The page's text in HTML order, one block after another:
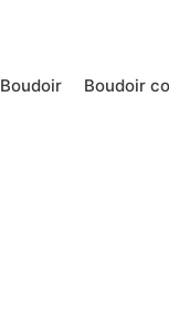
Boudoir Boudoir